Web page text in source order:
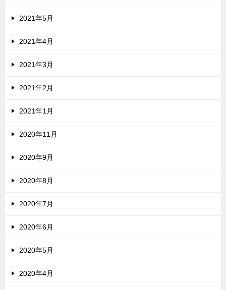
2021年5月
2021年4月
2021年3月
2021年2月
2021年1月
2020年11月
2020年9月
2020年8月
2020年7月
2020年6月
2020年5月
2020年4月